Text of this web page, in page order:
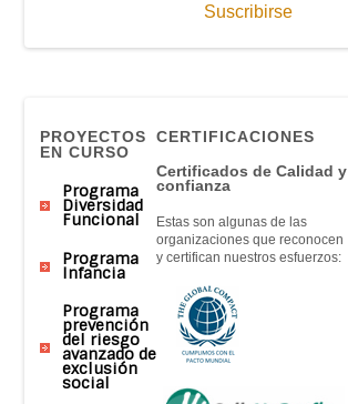
Suscribirse
PROYECTOS
EN CURSO
Programa
Diversidad
Funcional
Programa
Infancia
Programa
prevención
del riesgo
avanzado de
exclusión
social
CERTIFICACIONES
Certificados de Calidad y
confianza
Estas son algunas de las
organizaciones que reconocen
y certifican nuestros esfuerzos: